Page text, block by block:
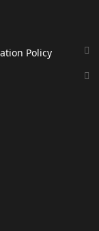
Policy